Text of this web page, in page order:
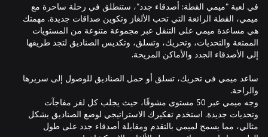
في لعبة "ميمي القطة: أصدقاء جدد"، ستنطلق في رحلة ساحرة مع
ميمي، القطة الرائعة التي تحب الألغاز وتكوين صداقات جديدة. مهمتك
هي مساعدة ميمي على التنقل عبر مجموعة متنوعة من المستويات
الممتعة والتحديات، وتحريك، وتسلق، وتكديس الصناديق لتجد طريقها
ساعد ميمي في تحريك، تسلق أو حمل الصناديق للوصول إلى سريرها
وجه ميمي عبر 50 مستوى مشوقًا، حيث يجلب كل لغز مفاجآت
وتحديات جديدة. استخدم تفكيرك الاستراتيجي لوضع الصناديق بشكل
مثالي، مما يسمح لميمي بالتقدم ومقابلة أصدقاء جدد على طول